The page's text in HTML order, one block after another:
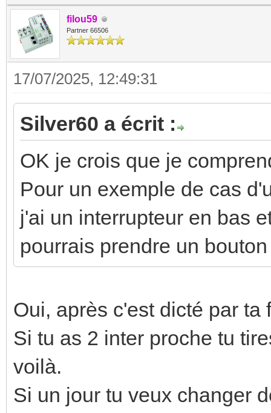
filou59
Partner 66506
17/07/2025, 12:49:31
Silver60 a écrit :
OK je crois que je
Pour un exemple de cas
j'ai un interrupteur en bas
pourrais prendre un
Oui, après c'est dicté par ta
Si tu as 2 inter proche tu
voilà.
Si un jour tu veux changer